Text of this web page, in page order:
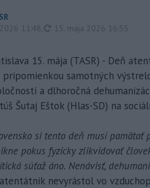
11:48
aktualizované
15. mája 2026 16:55
15. mája (TASR) - Deň
pripomienkou samotných
a dlhoročná
Šutaj Eštok (Hlas-SD) na
si tento deň musí pamätať
pokus fyzicky zlikvidovať
súťaž áno. Nenávisť,
nevyrástol vo